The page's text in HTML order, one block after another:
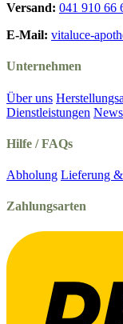
Versand: 041 910 66
E-Mail: vitaluce-
Unternehmen
Über uns
Dienstleistungen
Hilfe / FAQs
Abholung Lieferung &
Zahlungsarten